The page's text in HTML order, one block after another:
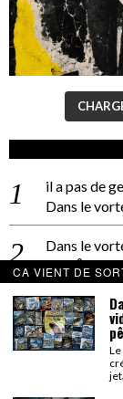
il a pas de
Dans le
Dans le
PACÔME
La séance
La Patrie
On a parlé
CA VIENT DE